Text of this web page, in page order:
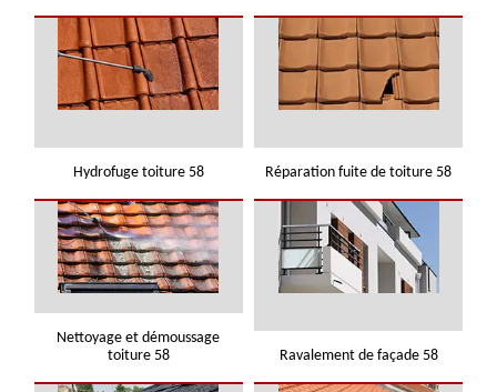
Hydrofuge toiture 58 Réparation fuite de toiture 58
Nettoyage et démoussage
toiture 58
Ravalement de façade 58